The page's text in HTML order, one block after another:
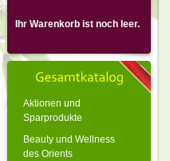
Ihr Warenkorb ist noch leer.
Aktionen und
Sparprodukte
Beauty und Wellness
des Orients